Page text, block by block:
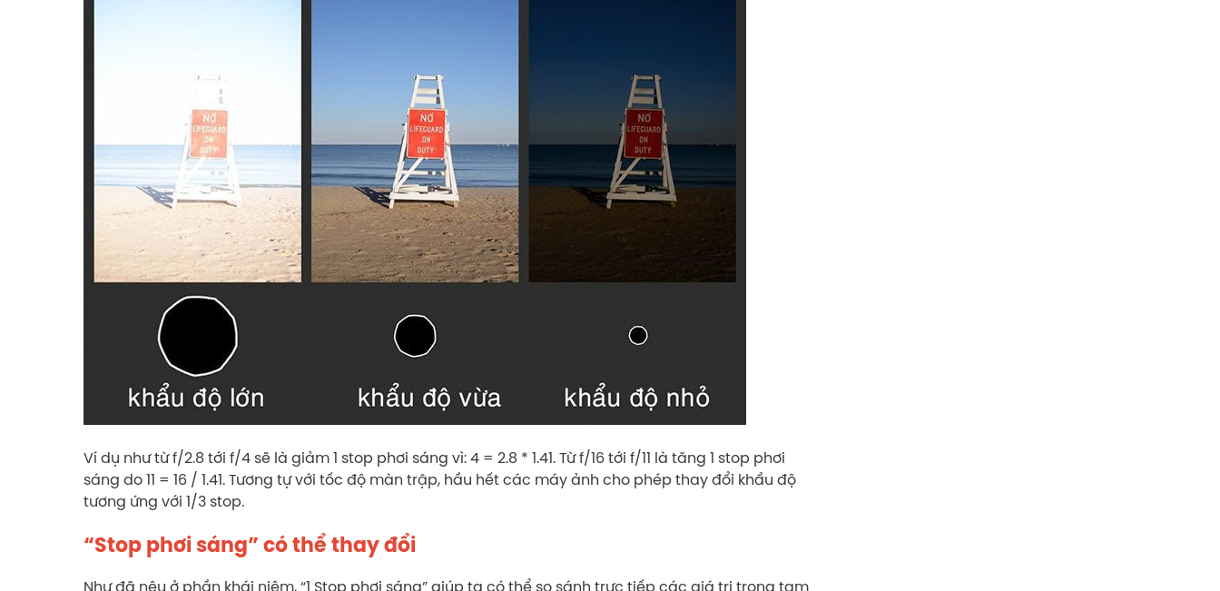
Ví dụ như từ f/2.8 tới f/4 sẽ là giảm 1 stop phơi sáng vì: 4 = 2.8 * 1.41. Từ f/16 tới f/11 là tăng 1 stop phơi
sáng do 11 = 16 / 1.41. Tương tự với tốc độ màn trập, hầu hết các máy ảnh cho phép thay đổi khẩu độ
tương ứng với 1/3 stop.
“Stop phơi sáng” có thể thay đổi
Như đã nêu ở phần khái niệm, “1 Stop phơi sáng” giúp ta có thể so sánh trực tiếp các giá trị trong tam